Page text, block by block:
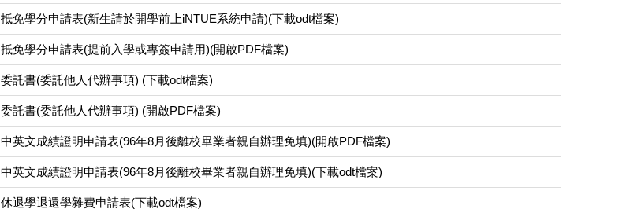
抵免學分申請表(新生請於開學前上iNTUE系統申請)(下載odt檔案)
抵免學分申請表(提前入學或專簽申請用)(開啟PDF檔案)
委託書(委託他人代辦事項) (下載odt檔案)
委託書(委託他人代辦事項) (開啟PDF檔案)
中英文成績證明申請表(96年8月後離校畢業者親自辦理免填)(開啟PDF檔案)
中英文成績證明申請表(96年8月後離校畢業者親自辦理免填)(下載odt檔案)
休退學退還學雜費申請表(下載odt檔案)